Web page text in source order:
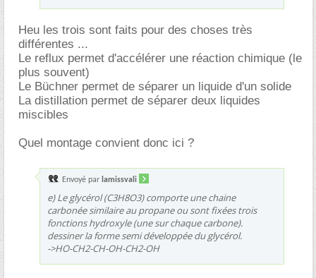
Heu les trois sont faits pour des choses très
différentes ...
Le reflux permet d'accélérer une réaction chimique (le
plus souvent)
Le Büchner permet de séparer un liquide d'un solide
La distillation permet de séparer deux liquides
miscibles
Quel montage convient donc ici ?
Envoyé par lamissvali
e) Le glycérol (C3H8O3) comporte une chaine
carbonée similaire au propane ou sont fixées trois
fonctions hydroxyle (une sur chaque carbone).
dessiner la forme semi développée du glycérol.
->HO-CH2-CH-OH-CH2-OH